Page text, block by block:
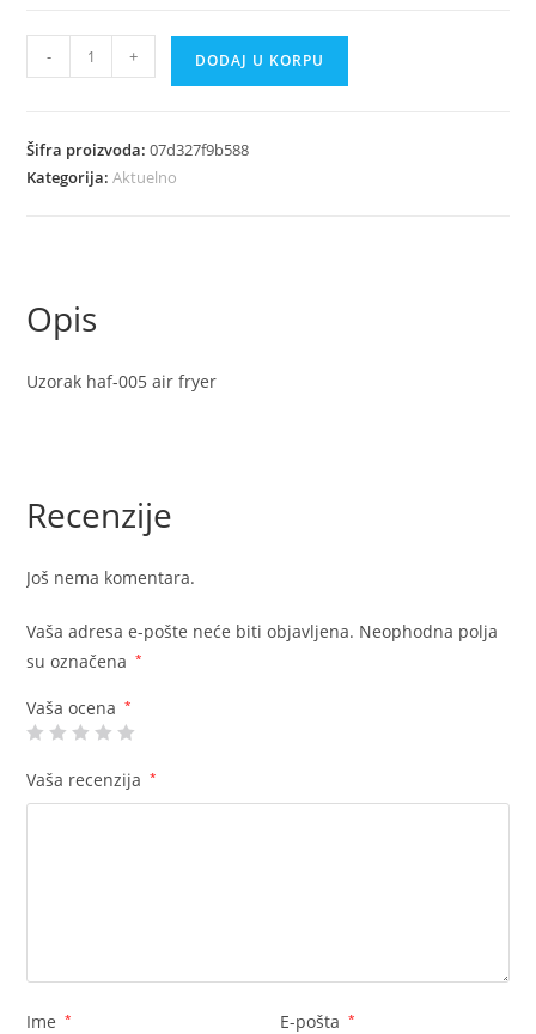
haf
air
fryer
- + DODAJ U KORPU
Šifra proizvoda:07d327f9b588
Kategorija:Aktuelno
Opis
Uzorak haf-005 air fryer
Recenzije
Još nema komentara.
Vaša adresa e-pošte neće biti objavljena. Neophodna polja
su označena
*
Vaša ocena *
Vaša recenzija *
Ime * E-pošta *